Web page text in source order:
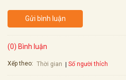
Gửi bình luận
(0) Bình luận
Xếp theo: Thời gian Số người thích